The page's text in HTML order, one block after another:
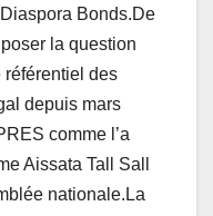
Bonds.De
la question
référentiel des
depuis mars
comme l’a
Aissata Tall Sall
nationale.La